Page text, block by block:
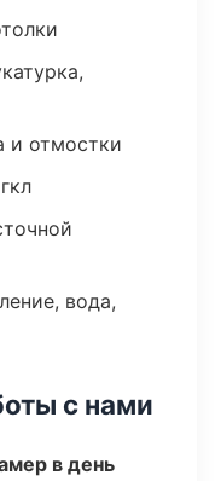
и отмостки
вода,
с нами
в день